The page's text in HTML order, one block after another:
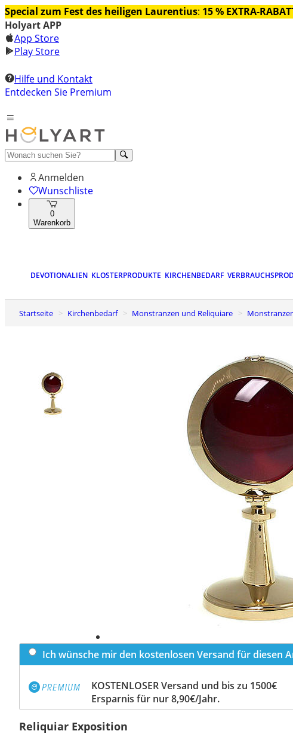
Special zum Fest des heiligen Laurentius: 15 % EXTRA-
Holyart APP
App Store
Play Store
Hilfe und Kontakt
Entdecken Sie Premium
Anmelden
Wunschliste
0
Warenkorb
DEVOTIONALIEN KLOSTERPRODUKTE KIRCHENBEDARF
Startseite Kirchenbedarf Monstranzen und Reliquiare
Ich wünsche mir den kostenlosen Versand für diesen
KOSTENLOSER Versand und bis zu 1500€
Ersparnis für nur 8,90€/Jahr.
Reliquiar Exposition